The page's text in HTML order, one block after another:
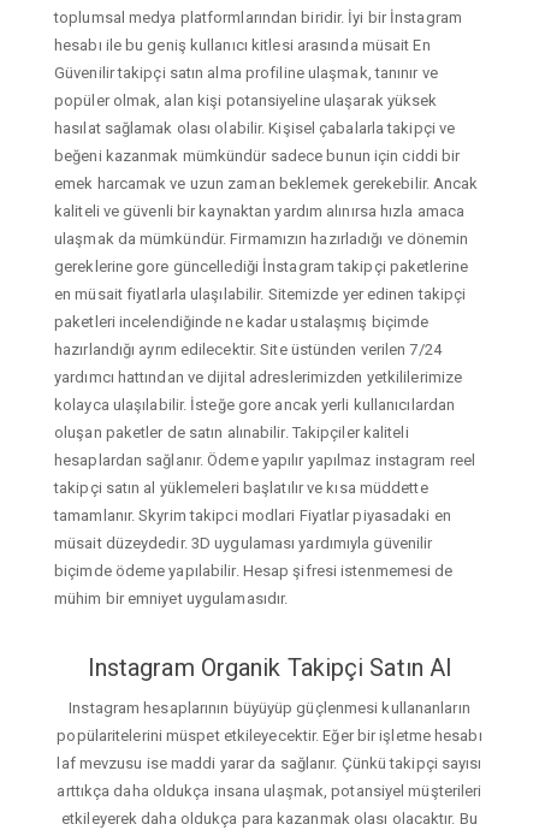
toplumsal medya platformlarından biridir. İyi bir İnstagram
hesabı ile bu geniş kullanıcı kitlesi arasında müsait En
Güvenilir takipçi satın alma profiline ulaşmak, tanınır ve
popüler olmak, alan kişi potansiyeline ulaşarak yüksek
hasılat sağlamak olası olabilir. Kişisel çabalarla takipçi ve
beğeni kazanmak mümkündür sadece bunun için ciddi bir
emek harcamak ve uzun zaman beklemek gerekebilir. Ancak
kaliteli ve güvenli bir kaynaktan yardım alınırsa hızla amaca
ulaşmak da mümkündür. Firmamızın hazırladığı ve dönemin
gereklerine gore güncellediği İnstagram takipçi paketlerine
en müsait fiyatlarla ulaşılabilir. Sitemizde yer edinen takipçi
paketleri incelendiğinde ne kadar ustalaşmış biçimde
hazırlandığı ayrım edilecektir. Site üstünden verilen 7/24
yardımcı hattından ve dijital adreslerimizden yetkililerimize
kolayca ulaşılabilir. İsteğe gore ancak yerli kullanıcılardan
oluşan paketler de satın alınabilir. Takipçiler kaliteli
hesaplardan sağlanır. Ödeme yapılır yapılmaz instagram reel
takipçi satın al yüklemeleri başlatılır ve kısa müddette
tamamlanır. Skyrim takipci modlari Fiyatlar piyasadaki en
müsait düzeydedir. 3D uygulaması yardımıyla güvenilir
biçimde ödeme yapılabilir. Hesap şifresi istenmemesi de
mühim bir emniyet uygulamasıdır.
Instagram Organik Takipçi Satın Al
Instagram hesaplarının büyüyüp güçlenmesi kullananların
popülaritelerini müspet etkileyecektir. Eğer bir işletme hesabı
laf mevzusu ise maddi yarar da sağlanır. Çünkü takipçi sayısı
arttıkça daha oldukça insana ulaşmak, potansiyel müşterileri
etkileyerek daha oldukça para kazanmak olası olacaktır. Bu